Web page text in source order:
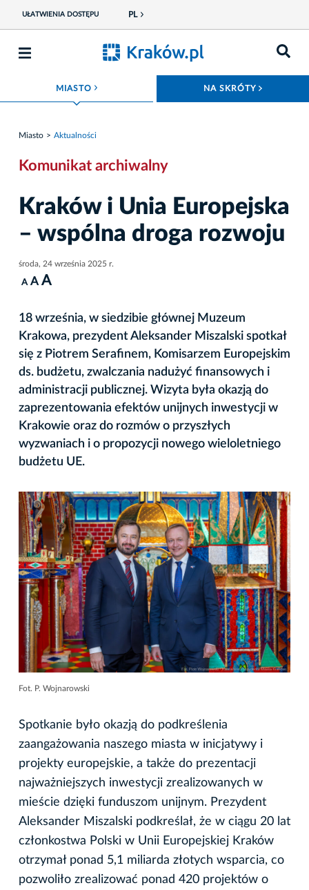
UŁATWIENIA DOSTĘPU PL
MIASTO ROZWIŃ MENU NA SKRÓTY
Miasto Aktualności
Komunikat archiwalny
Kraków i Unia Europejska
– wspólna droga rozwoju
środa, 24 września 2025 r.
A A A
18 września, w siedzibie głównej Muzeum
Krakowa, prezydent Aleksander Miszalski spotkał
się z Piotrem Serafinem, Komisarzem Europejskim
ds. budżetu, zwalczania nadużyć finansowych i
administracji publicznej. Wizyta była okazją do
zaprezentowania efektów unijnych inwestycji w
Krakowie oraz do rozmów o przyszłych
wyzwaniach i o propozycji nowego wieloletniego
budżetu UE.
Fot. P. Wojnarowski
Spotkanie było okazją do podkreślenia
zaangażowania naszego miasta w inicjatywy i
projekty europejskie, a także do prezentacji
najważniejszych inwestycji zrealizowanych w
mieście dzięki funduszom unijnym. Prezydent
Aleksander Miszalski podkreślał, że w ciągu 20 lat
członkostwa Polski w Unii Europejskiej Kraków
otrzymał ponad 5,1 miliarda złotych wsparcia, co
pozwoliło zrealizować ponad 420 projektów o